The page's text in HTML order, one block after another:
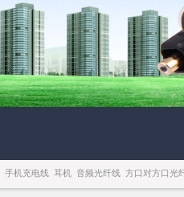
手机充电线 耳机 音频光纤线 方口对方口光